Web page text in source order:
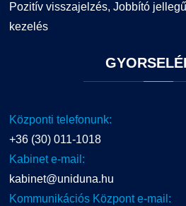
Pozitív visszajelzés, Jobbító
kezelés
Központi telefonunk:
+36 (30) 011-1018
Kabinet e-mail:
kabinet@uniduna.hu
Kommunikációs Központ e-mail: